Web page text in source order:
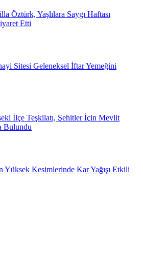
Öztürk, Yaşlılara Saygı Haftası
Etti
Sitesi Geleneksel İftar Yemeğini
İlçe Teşkilatı, Şehitler İçin Mevlit
Bulundu
Yüksek Kesimlerinde Kar Yağışı Etkili